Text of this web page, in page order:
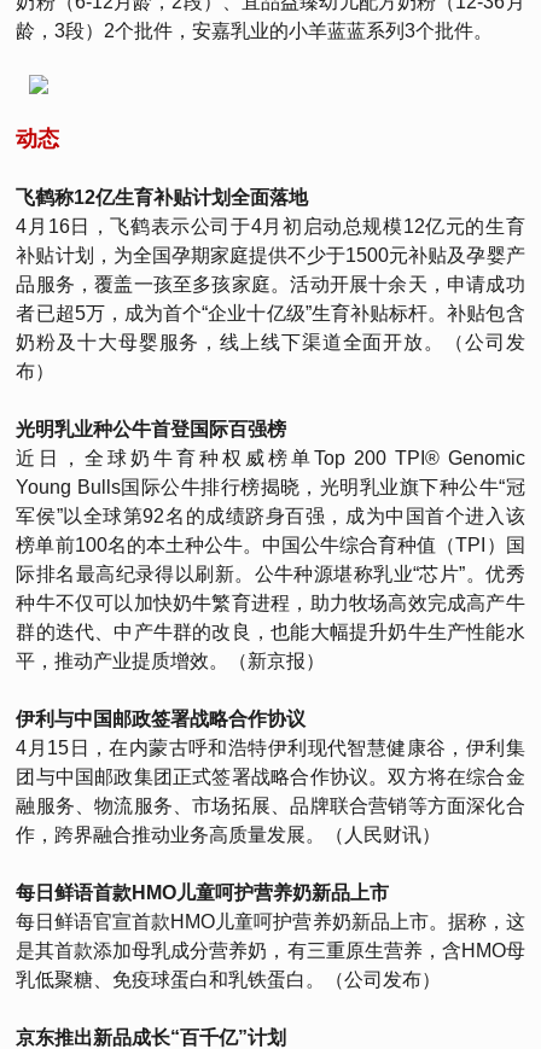
龄，3段）2个批件，安嘉乳业的小羊蓝蓝系列3个批件。
动态
飞鹤称12亿生育补贴计划全面落地
4月16日，飞鹤表示公司于4月初启动总规模12亿元的生育
补贴计划，为全国孕期家庭提供不少于1500元补贴及孕婴产
品服务，覆盖一孩至多孩家庭。活动开展十余天，申请成功
者已超5万，成为首个“企业十亿级”生育补贴标杆。补贴包含
奶粉及十大母婴服务，线上线下渠道全面开放。（公司发
布）
光明乳业种公牛首登国际百强榜
近日，全球奶牛育种权威榜单Top 200 TPI® Genomic
Young Bulls国际公牛排行榜揭晓，光明乳业旗下种公牛“冠
军侯”以全球第92名的成绩跻身百强，成为中国首个进入该
榜单前100名的本土种公牛。中国公牛综合育种值（TPI）国
际排名最高纪录得以刷新。公牛种源堪称乳业“芯片”。优秀
种牛不仅可以加快奶牛繁育进程，助力牧场高效完成高产牛
群的迭代、中产牛群的改良，也能大幅提升奶牛生产性能水
平，推动产业提质增效。（新京报）
伊利与中国邮政签署战略合作协议
4月15日，在内蒙古呼和浩特伊利现代智慧健康谷，伊利集
团与中国邮政集团正式签署战略合作协议。双方将在综合金
融服务、物流服务、市场拓展、品牌联合营销等方面深化合
作，跨界融合推动业务高质量发展。（人民财讯）
每日鲜语首款HMO儿童呵护营养奶新品上市
每日鲜语官宣首款HMO儿童呵护营养奶新品上市。据称，这
是其首款添加母乳成分营养奶，有三重原生营养，含HMO母
乳低聚糖、免疫球蛋白和乳铁蛋白。（公司发布）
京东推出新品成长“百千亿”计划